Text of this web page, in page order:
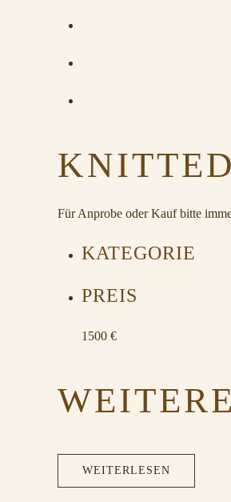
Für Anprobe oder Kauf bitte
KATEGORIE
PREIS
1500 €
WEITERLESEN